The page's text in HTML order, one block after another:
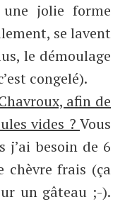
jolie forme
se lavent
le démoulage
congelé).
afin de
vides ? Vous
j’ai besoin de 6
chèvre frais (ça
un gâteau ;-).